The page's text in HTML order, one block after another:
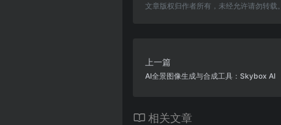
文章版权归作者所有，未经允许请勿转载。
上一篇
AI全景图像生成与合成工具：Skybox AI
相关文章